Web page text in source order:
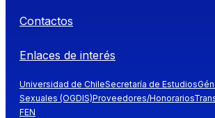
Contactos
Enlaces de interés
Universidad de ChileSecretaría de Estudios
Sexuales (OGDIS)Proveedores/Honorarios
FEN